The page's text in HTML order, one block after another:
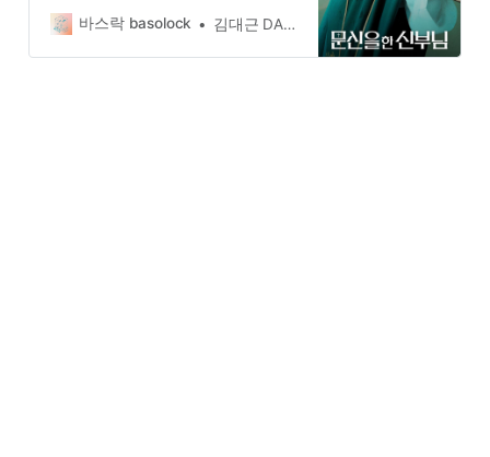
나 정식 사제가 아니었고, 사제이긴
한 신부’ 다니넬이었다. 범죄를 저질
바스락 basolock 김대근 DAEGEUN KIM